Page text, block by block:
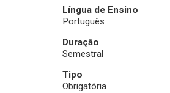
Língua de Ensino
Português
Duração
Semestral
Tipo
Obrigatória